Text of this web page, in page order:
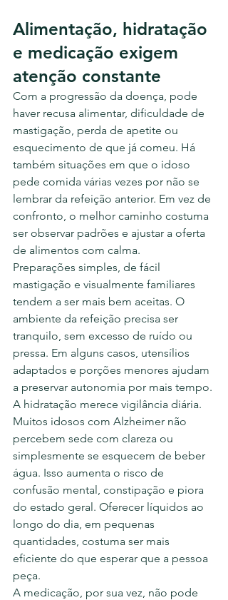
Alimentação, hidratação
e medicação exigem
atenção constante
Com a progressão da doença, pode
haver recusa alimentar, dificuldade de
mastigação, perda de apetite ou
esquecimento de que já comeu. Há
também situações em que o idoso
pede comida várias vezes por não se
lembrar da refeição anterior. Em vez de
confronto, o melhor caminho costuma
ser observar padrões e ajustar a oferta
de alimentos com calma.
Preparações simples, de fácil
mastigação e visualmente familiares
tendem a ser mais bem aceitas. O
ambiente da refeição precisa ser
tranquilo, sem excesso de ruído ou
pressa. Em alguns casos, utensílios
adaptados e porções menores ajudam
a preservar autonomia por mais tempo.
A hidratação merece vigilância diária.
Muitos idosos com Alzheimer não
percebem sede com clareza ou
simplesmente se esquecem de beber
água. Isso aumenta o risco de
confusão mental, constipação e piora
do estado geral. Oferecer líquidos ao
longo do dia, em pequenas
quantidades, costuma ser mais
eficiente do que esperar que a pessoa
peça.
A medicação, por sua vez, não pode